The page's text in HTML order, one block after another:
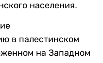
населения.
в палестинском
на Западном